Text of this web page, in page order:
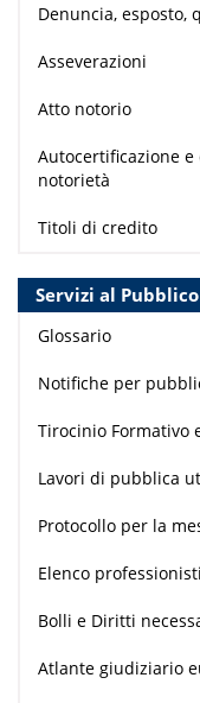
Denuncia, esposto,
Asseverazioni
Atto notorio
Autocertificazione
notorietà
Titoli di credito
Servizi al Pubblico
Glossario
Notifiche per
Tirocinio Formativo
Lavori di pubblica
Protocollo per la
Elenco
Bolli e Diritti
Atlante giudiziario